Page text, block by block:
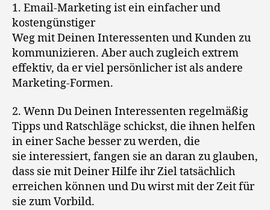
1. Email-Marketing ist ein einfacher und
kostengünstiger
Weg mit Deinen Interessenten und Kunden zu
kommunizieren. Aber auch zugleich extrem
effektiv, da er viel persönlicher ist als andere
Marketing-Formen.
2. Wenn Du Deinen Interessenten regelmäßig
Tipps und Ratschläge schickst, die ihnen helfen
in einer Sache besser zu werden, die
sie interessiert, fangen sie an daran zu glauben,
dass sie mit Deiner Hilfe ihr Ziel tatsächlich
erreichen können und Du wirst mit der Zeit für
sie zum Vorbild.